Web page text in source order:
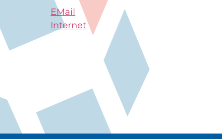
EMail
Internet